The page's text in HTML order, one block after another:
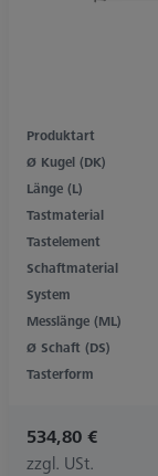
Produktart
Ø Kugel (DK)
Länge (L)
Tastmaterial
Tastelement
Schaftmaterial
System
Messlänge (ML)
Ø Schaft (DS)
Tasterform
534,80 €
zzgl. USt.